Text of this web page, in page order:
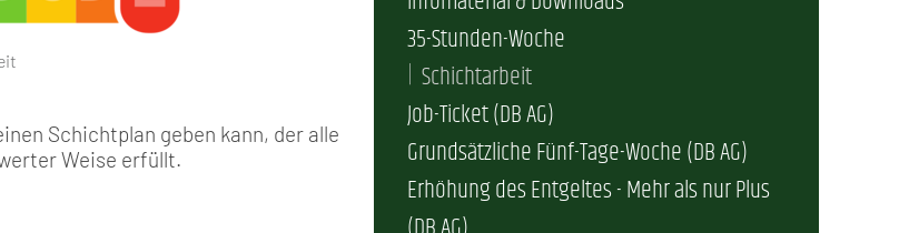
Positionen
Unsere Satzungen
Nord
Nordrhein-Westfalen
GDL-Jugend Winter (Ski-Meisterschaft)
Arbeitskreis Seniorenpolitik
Schichtarbeit
Grundsätzliche Fünf-Tage-Woche (DB AG)
Erhöhung des Entgeltes - Mehr als nur Plus (DB AG)
Berufshaftpflicht
Familien- und Wohnungsrechtsschutz
Freizeit- und Unfallversicherung
Mitgliedsbeiträge
Schichtplan geben kann, der alle
Weise erfüllt.
35-Stunden-Woche
Schichtarbeit
Job-Ticket (DB AG)
Grundsätzliche Fünf-Tage-Woche (DB AG)
Erhöhung des Entgeltes - Mehr als nur Plus